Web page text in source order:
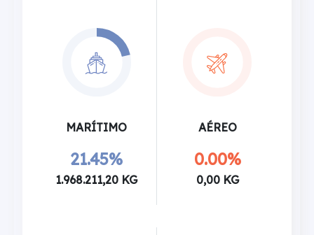
MARÍTIMO
21.45%
1.968.211,20 KG
AÉREO
0.00%
0,00 KG